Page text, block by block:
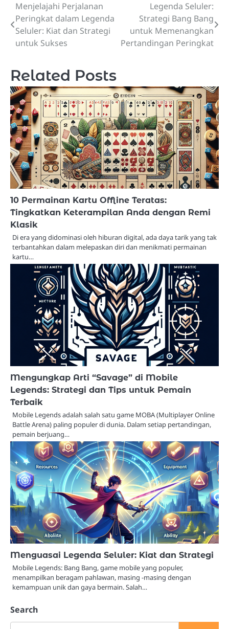
Post
navigation
Menjelajahi Perjalanan
Peringkat dalam Legenda
Seluler: Kiat dan Strategi
untuk Sukses
Legenda Seluler:
Strategi Bang Bang
untuk Memenangkan
Pertandingan Peringkat
Related Posts
10 Permainan Kartu Offline Teratas:
Tingkatkan Keterampilan Anda dengan Remi
Klasik
Di era yang didominasi oleh hiburan digital, ada daya tarik yang tak
terbantahkan dalam melepaskan diri dan menikmati permainan
kartu…
Mengungkap Arti “Savage” di Mobile
Legends: Strategi dan Tips untuk Pemain
Terbaik
Mobile Legends adalah salah satu game MOBA (Multiplayer Online
Battle Arena) paling populer di dunia. Dalam setiap pertandingan,
pemain berjuang…
Menguasai Legenda Seluler: Kiat dan Strategi
Mobile Legends: Bang Bang, game mobile yang populer,
menampilkan beragam pahlawan, masing -masing dengan
kemampuan unik dan gaya bermain. Salah…
Search